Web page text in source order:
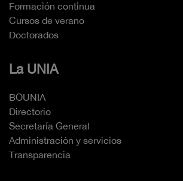
Formación continua
Cursos de verano
Doctorados
La UNIA
BOUNIA
Directorio
Secretaría General
Administración y servicios
Transparencia